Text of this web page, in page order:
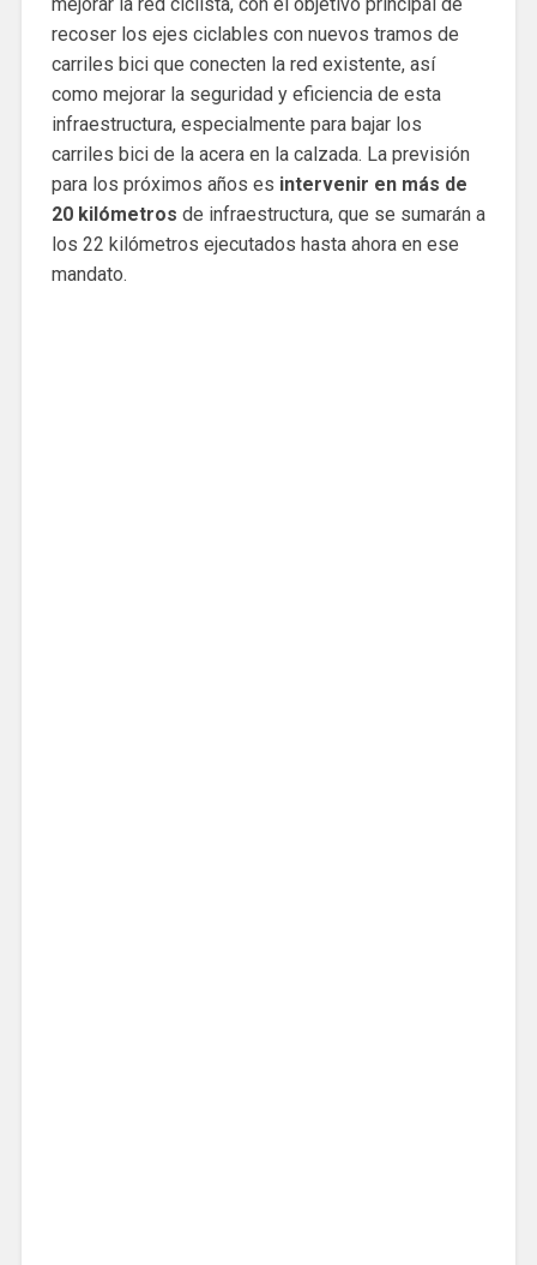
recoser los ejes ciclables con nuevos tramos de
carriles bici que conecten la red existente, así
como mejorar la seguridad y eficiencia de esta
infraestructura, especialmente para bajar los
carriles bici de la acera en la calzada. La previsión
para los próximos años es intervenir en más de
20 kilómetros de infraestructura, que se sumarán a
los 22 kilómetros ejecutados hasta ahora en ese
mandato.